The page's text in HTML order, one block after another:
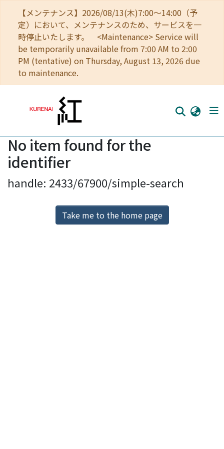
【メンテナンス】2026/08/13(木)7:00～14:00（予
定）において、メンテナンスのため、サービスを一
時停止いたします。 <Maintenance> Service will
be temporarily unavailable from 7:00 AM to 2:00
PM (tentative) on Thursday, August 13, 2026 due
to maintenance.
Home
Communities
Browse
Download Ranking
No item found for the
identifier
handle: 2433/67900/simple-search
Take me to the home page